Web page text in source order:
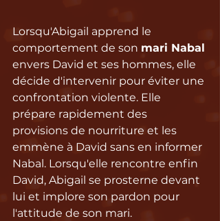
Lorsqu'Abigail apprend le
comportement de son mari Nabal
envers David et ses hommes, elle
décide d'intervenir pour éviter une
confrontation violente. Elle
prépare rapidement des
provisions de nourriture et les
emmène à David sans en informer
Nabal. Lorsqu'elle rencontre enfin
David, Abigail se prosterne devant
lui et implore son pardon pour
l'attitude de son mari.